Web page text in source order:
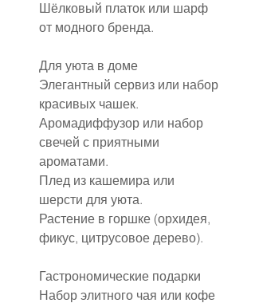
Шёлковый платок или шарф
от модного бренда.
Для уюта в доме
Элегантный сервиз или набор
красивых чашек.
Аромадиффузор или набор
свечей с приятными
ароматами.
Плед из кашемира или
шерсти для уюта.
Растение в горшке (орхидея,
фикус, цитрусовое дерево).
Гастрономические подарки
Набор элитного чая или кофе